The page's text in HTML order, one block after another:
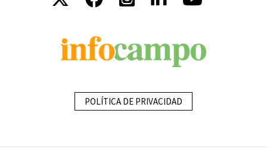
POLÍTICA DE PRIVACIDAD